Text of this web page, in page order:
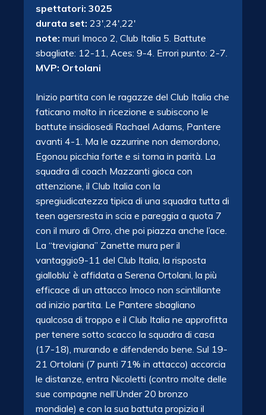
spettatori: 3025
durata set: 23′,24′,22′
note: muri Imoco 2, Club Italia 5. Battute
sbagliate: 12-11, Aces: 9-4. Errori punto: 2-7.
MVP: Ortolani
Inizio partita con le ragazze del Club Italia che
faticano molto in ricezione e subiscono le
battute insidiosedi Rachael Adams, Pantere
avanti 4-1. Ma le azzurrine non demordono,
Egonou picchia forte e si torna in parità. La
squadra di coach Mazzanti gioca con
attenzione, il Club Italia con la
spregiudicatezza tipica di una squadra tutta di
teen agersresta in scia e pareggia a quota 7
con il muro di Orro, che poi piazza anche l’ace.
La “trevigiana” Zanette mura per il
vantaggio9-11 del Club Italia, la risposta
gialloblu’ è affidata a Serena Ortolani, la più
efficace di un attacco Imoco non scintillante
ad inizio partita. Le Pantere sbagliano
qualcosa di troppo e il Club Italia ne approfitta
per tenere sotto scacco la squadra di casa
(17-18), murando e difendendo bene. Sul 19-
21 Ortolani (7 punti 71% in attacco) accorcia
le distanze, entra Nicoletti (contro molte delle
sue compagne nell’Under 20 bronzo
mondiale) e con la sua battuta propizia il